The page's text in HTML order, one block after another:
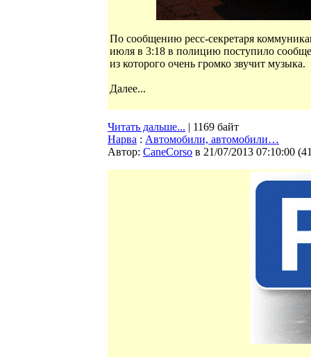
По сообщению ресс-секретаря
июля в 3:18 в полицию поступило
из которого очень громко звучит музыка.
Далее...
Читать дальше... | 1169 байт
Нарва : Автомобили, автомобили…
Автор: CaneCorso в 21/07/2013 07:10:00 (